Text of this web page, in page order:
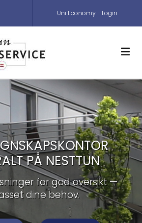
Uni Economy - Login
PÅ NESTTUN
for god oversikt —
dine behov.